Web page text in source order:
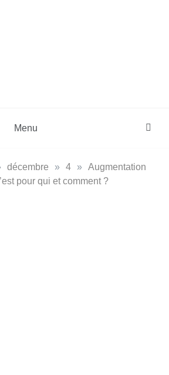
Menu
décembre » 4 » Augmentation
pour qui et comment ?